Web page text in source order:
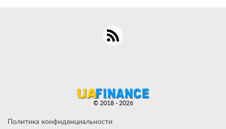
Политика конфиденциальности
© 2018 - 2026